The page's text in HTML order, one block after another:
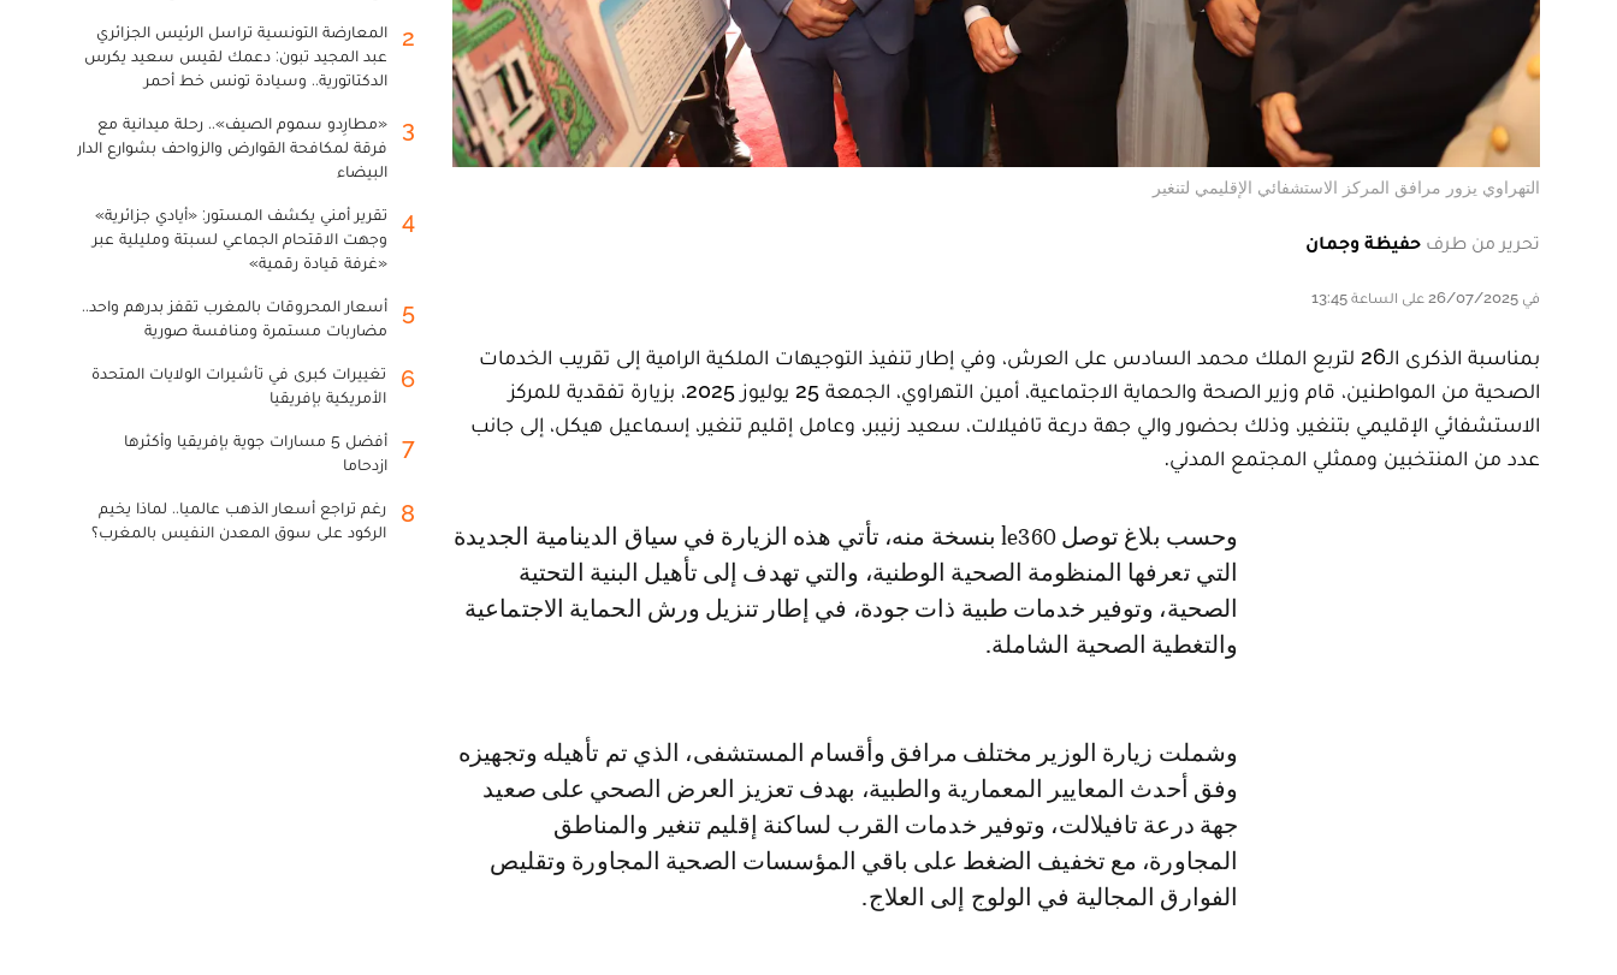
التهراوي يزور مرافق المركز الاستشفائي الإقليمي لتنغير
تحرير من طرف حفيظة وجمان
في 26/07/2025 على الساعة 13:45
بمناسبة الذكرى الـ26 لتربع الملك محمد السادس على العرش، وفي إطار تنفيذ التوجيهات الملكية الرامية إلى تقريب الخدمات
الصحية من المواطنين، قام وزير الصحة والحماية الاجتماعية، أمين التهراوي، الجمعة 25 يوليوز 2025، بزيارة تفقدية للمركز
الاستشفائي الإقليمي بتنغير، وذلك بحضور والي جهة درعة تافيلالت، سعيد زنيبر، وعامل إقليم تنغير، إسماعيل هيكل، إلى جانب
عدد من المنتخبين وممثلي المجتمع المدني.
وحسب بلاغ توصل le360 بنسخة منه، تأتي هذه الزيارة في سياق الدينامية الجديدة
التي تعرفها المنظومة الصحية الوطنية، والتي تهدف إلى تأهيل البنية التحتية
الصحية، وتوفير خدمات طبية ذات جودة، في إطار تنزيل ورش الحماية الاجتماعية
والتغطية الصحية الشاملة.
وشملت زيارة الوزير مختلف مرافق وأقسام المستشفى، الذي تم تأهيله وتجهيزه
وفق أحدث المعايير المعمارية والطبية، بهدف تعزيز العرض الصحي على صعيد
جهة درعة تافيلالت، وتوفير خدمات القرب لساكنة إقليم تنغير والمناطق
المجاورة، مع تخفيف الضغط على باقي المؤسسات الصحية المجاورة وتقليص
الفوارق المجالية في الولوج إلى العلاج.
2
المعارضة التونسية تراسل الرئيس الجزائري
عبد المجيد تبون: دعمك لقيس سعيد يكرس
الدكتاتورية.. وسيادة تونس خط أحمر
3
«مطارِدو سموم الصيف».. رحلة ميدانية مع
فرقة لمكافحة القوارض والزواحف بشوارع الدار
البيضاء
4
تقرير أمني يكشف المستور: «أيادي جزائرية»
وجهت الاقتحام الجماعي لسبتة ومليلية عبر
«غرفة قيادة رقمية»
5
أسعار المحروقات بالمغرب تقفز بدرهم واحد..
مضاربات مستمرة ومنافسة صورية
6
تغييرات كبرى في تأشيرات الولايات المتحدة
الأمريكية بإفريقيا
7
أفضل 5 مسارات جوية بإفريقيا وأكثرها
ازدحاما
8
رغم تراجع أسعار الذهب عالميا.. لماذا يخيم
الركود على سوق المعدن النفيس بالمغرب؟